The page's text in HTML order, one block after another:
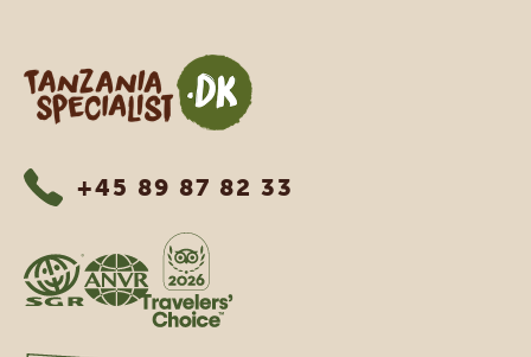
Tanzania Specialist
+45 89 87 82 33